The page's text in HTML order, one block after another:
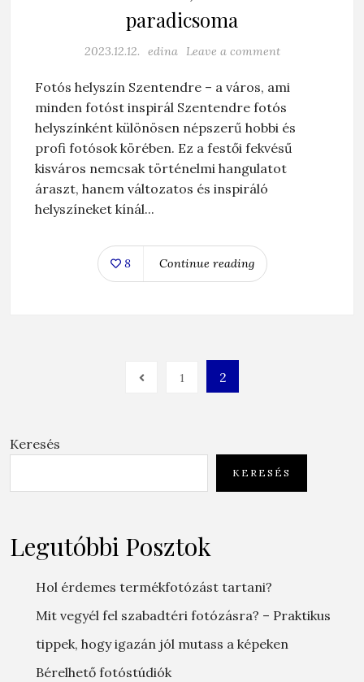
paradicsoma
2023.12.12. edina Leave a comment
Fotós helyszín Szentendre – a város, ami
minden fotóst inspirál Szentendre fotós
helyszínként különösen népszerű hobbi és
profi fotósok körében. Ez a festői fekvésű
kisváros nemcsak történelmi hangulatot
áraszt, hanem változatos és inspiráló
helyszíneket kínál...
8 Continue reading
1 2
Keresés
KERESÉS
Legutóbbi Posztok
Hol érdemes termékfotózást tartani?
Mit vegyél fel szabadtéri fotózásra? – Praktikus
tippek, hogy igazán jól mutass a képeken
Bérelhető fotóstúdiók